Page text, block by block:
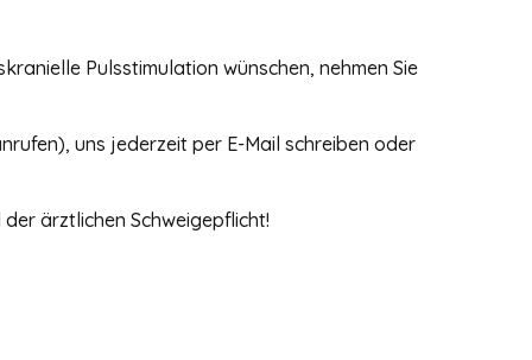
Pulsstimulation wünschen, nehmen Sie
uns jederzeit per E-Mail schreiben oder
ärztlichen Schweigepflicht!